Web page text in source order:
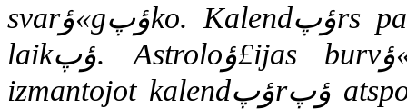
svarؤ«gؤپko. Kalendؤپrs palؤ«dzؤ“s labas lietas paveikt labؤپ
laikؤپ. Astroloؤ£ijas burvؤ«ba ir, pavؤ“rojot un personؤ«gi
izmantojot kalendؤپrؤپ atspoguؤ¼oto Saules un Mؤ“ness ciklisko